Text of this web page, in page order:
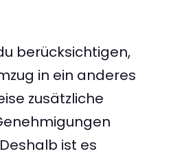
berücksichtigen,
in ein anderes
zusätzliche
ist es